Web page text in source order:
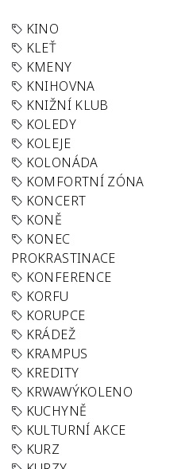
KINO
KLEŤ
KMENY
KNIHOVNA
KNIŽNÍ KLUB
KOLEDY
KOLEJE
KOLONÁDA
KOMFORTNÍ ZÓNA
KONCERT
KONĚ
KONEC
PROKRASTINACE
KONFERENCE
KORFU
KORUPCE
KRÁDEŽ
KRAMPUS
KREDITY
KRWAWÝKOLENO
KUCHYNĚ
KULTURNÍ AKCE
KURZ